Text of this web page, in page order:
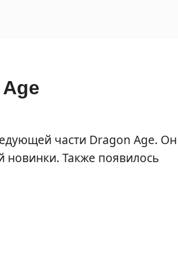
части Dragon Age. Он
Также появилось